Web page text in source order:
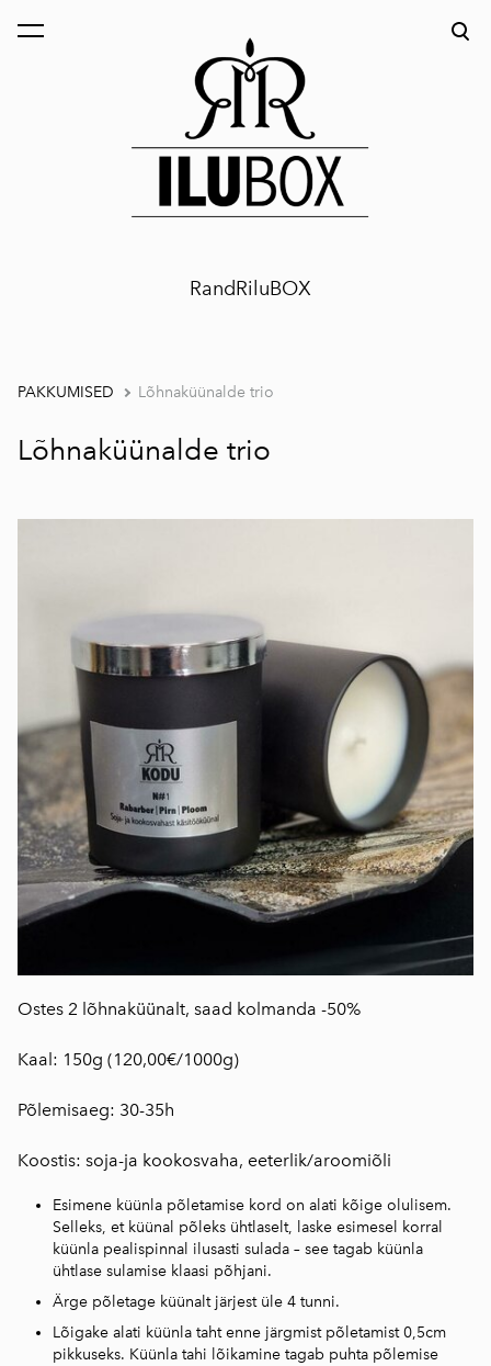
RandRiluBOX
lisati ostukorvi. Vaata ostukorvi
PAKKUMISED Lõhnaküünalde trio
Lõhnaküünalde trio
Ostes 2 lõhnaküünalt, saad kolmanda -50%
Kaal: 150g (120,00€/1000g)
Põlemisaeg: 30-35h
Koostis: soja-ja kookosvaha, eeterlik/aroomiõli
Esimene küünla põletamise kord on alati kõige olulisem.
Selleks, et küünal põleks ühtlaselt, laske esimesel korral
küünla pealispinnal ilusasti sulada – see tagab küünla
ühtlase sulamise klaasi põhjani.
Ärge põletage küünalt järjest üle 4 tunni.
Lõigake alati küünla taht enne järgmist põletamist 0,5cm
pikkuseks. Küünla tahi lõikamine tagab puhta põlemise